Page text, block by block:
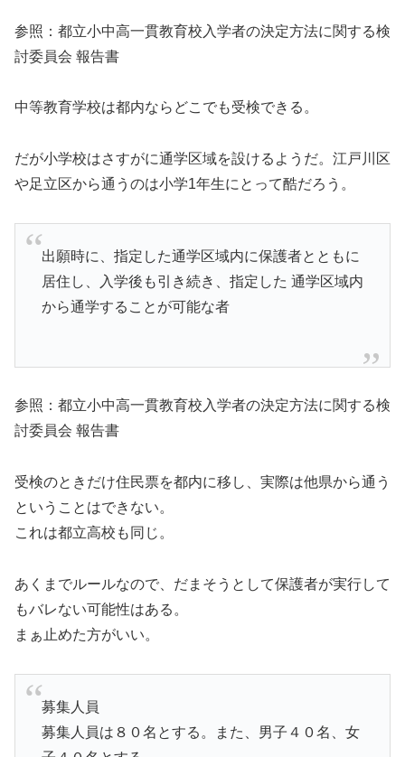
参照：都立小中高一貫教育校入学者の決定方法に関する検
討委員会 報告書
中等教育学校は都内ならどこでも受検できる。
だが小学校はさすがに通学区域を設けるようだ。江戸川区
や足立区から通うのは小学1年生にとって酷だろう。
出願時に、指定した通学区域内に保護者とともに
居住し、入学後も引き続き、指定した 通学区域内
から通学することが可能な者
参照：都立小中高一貫教育校入学者の決定方法に関する検
討委員会 報告書
受検のときだけ住民票を都内に移し、実際は他県から通う
ということはできない。
これは都立高校も同じ。
あくまでルールなので、だまそうとして保護者が実行して
もバレない可能性はある。
まぁ止めた方がいい。
募集人員
募集人員は８０名とする。また、男子４０名、女